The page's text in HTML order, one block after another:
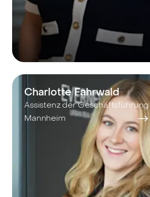
Charlotte Fahrwald
Assistenz der Geschäftsführung
Mannheim